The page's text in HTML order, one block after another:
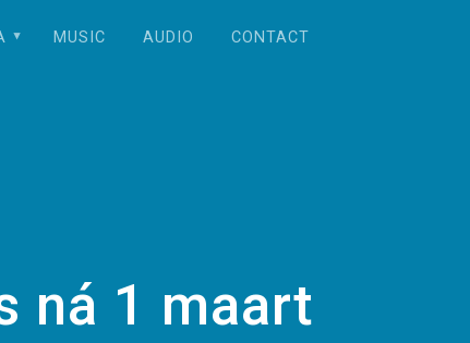
MUSIC AUDIO CONTACT
ná 1 maart